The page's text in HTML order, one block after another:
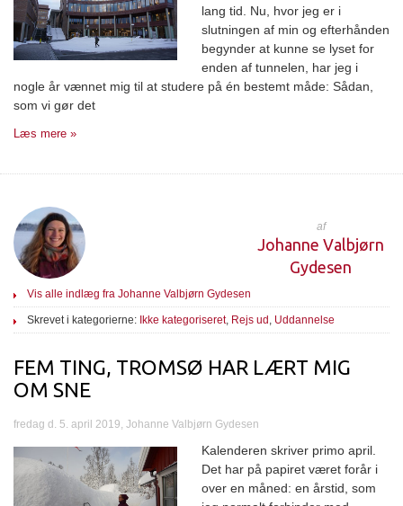
lang tid. Nu, hvor jeg er i
slutningen af min og efterhånden
begynder at kunne se lyset for
enden af tunnelen, har jeg i
nogle år vænnet mig til at studere på én bestemt måde: Sådan,
som vi gør det
Læs mere »
af
Johanne Valbjørn
Gydesen
Vis alle indlæg fra Johanne Valbjørn Gydesen
Skrevet i kategorierne: Ikke kategoriseret, Rejs ud , Uddannelse
FEM TING, TROMSØ HAR LÆRT MIG
OM SNE
fredag d. 5. april 2019, Johanne Valbjørn Gydesen
Kalenderen skriver primo april.
Det har på papiret været forår i
over en måned: en årstid, som